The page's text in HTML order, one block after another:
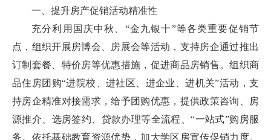
一、提升房产促销活动精准性
充分利用国庆中秋、“金九银十”等各类重要促销节
点，组织开展房博会、房展会等活动，支持房企通过推出
订制套餐、特价房等优惠措施，促进商品房销售。组织商
品住房团购“进院校、进社区、进企业、进机关”活动，支
持房企精准对接需求，给予团购优惠，提供政策咨询、房
源推介、选房签约、贷款办理等全流程、“一站式”购房服
务。依托基础教育资源优势，加大学区房宣传促销力度。